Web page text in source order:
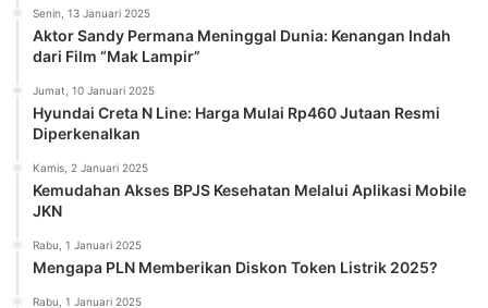
Senin, 13 Januari 2025
Aktor Sandy Permana Meninggal Dunia: Kenangan Indah
dari Film “Mak Lampir”
Jumat, 10 Januari 2025
Hyundai Creta N Line: Harga Mulai Rp460 Jutaan Resmi
Diperkenalkan
Kamis, 2 Januari 2025
Kemudahan Akses BPJS Kesehatan Melalui Aplikasi Mobile
JKN
Rabu, 1 Januari 2025
Mengapa PLN Memberikan Diskon Token Listrik 2025?
Rabu, 1 Januari 2025